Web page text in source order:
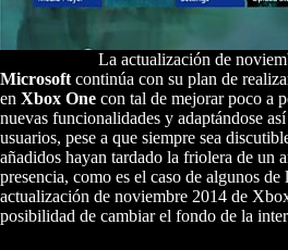
La actualización de
Microsoft continúa con su plan de
en Xbox One con tal de mejorar poco a
nuevas funcionalidades y adaptándose
usuarios, pese a que siempre sea
añadidos hayan tardado la friolera de un
presencia, como es el caso de algunos de
actualización de noviembre 2014 de
posibilidad de cambiar el fondo de la